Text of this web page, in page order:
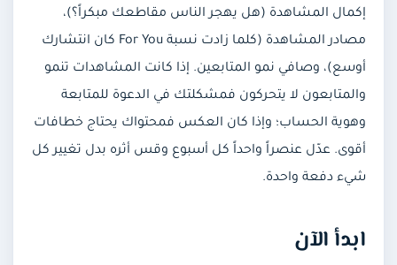
إكمال المشاهدة (هل يهجر الناس مقاطعك مبكراً؟)،
مصادر المشاهدة (كلما زادت نسبة For You كان انتشارك
أوسع)، وصافي نمو المتابعين. إذا كانت المشاهدات تنمو
والمتابعون لا يتحركون فمشكلتك في الدعوة للمتابعة
وهوية الحساب؛ وإذا كان العكس فمحتواك يحتاج خطافات
أقوى. عدّل عنصراً واحداً كل أسبوع وقس أثره بدل تغيير كل
شيء دفعة واحدة.
ابدأ الآن